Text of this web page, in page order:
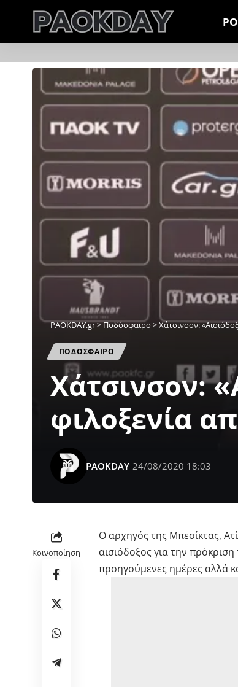
PAOKDAY.gr>Ποδόσφαιρο >Χάτσινσον:
ΠΟΔΟΣΦΑΙΡΟ
Χάτσινσον:
φιλοξενία
PAOKDAY 24/08/2020 18:03
Κοινοποίηση
O αρχηγός της Μπεσίκτας,
αισιόδοξος για την
προηγούμενες ημέρες αλλά